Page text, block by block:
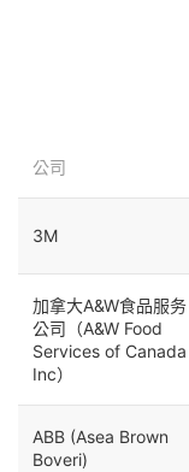
公司
3M
加拿大A&W食品服务
公司（A&W Food
Services of Canada
Inc）
ABB (Asea Brown
Boveri)